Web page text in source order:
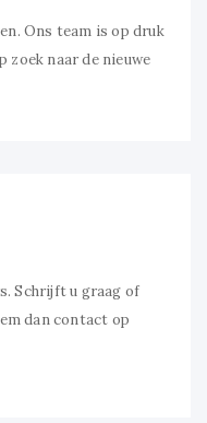
Ons team is op druk
zoek naar de nieuwe
Schrijft u graag of
dan contact op